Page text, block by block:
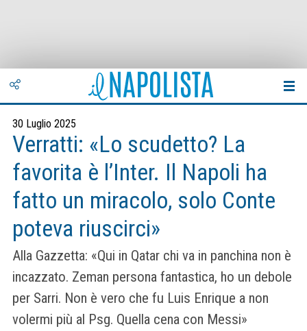
30 Luglio 2025
Verratti: «Lo scudetto? La
favorita è l’Inter. Il Napoli ha
fatto un miracolo, solo Conte
poteva riuscirci»
Alla Gazzetta: «Qui in Qatar chi va in panchina non è
incazzato. Zeman persona fantastica, ho un debole
per Sarri. Non è vero che fu Luis Enrique a non
volermi più al Psg. Quella cena con Messi»